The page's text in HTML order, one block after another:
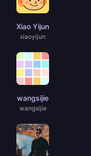
Xiao Yijun
xiaoyijun
wangsijie
wangsijie